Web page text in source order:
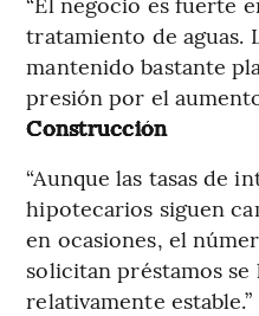
tratamiento de aguas.
mantenido bastante
presión por el
Construcción
“Aunque las tasas de
hipotecarios siguen
en ocasiones, el
solicitan préstamos se
relativamente